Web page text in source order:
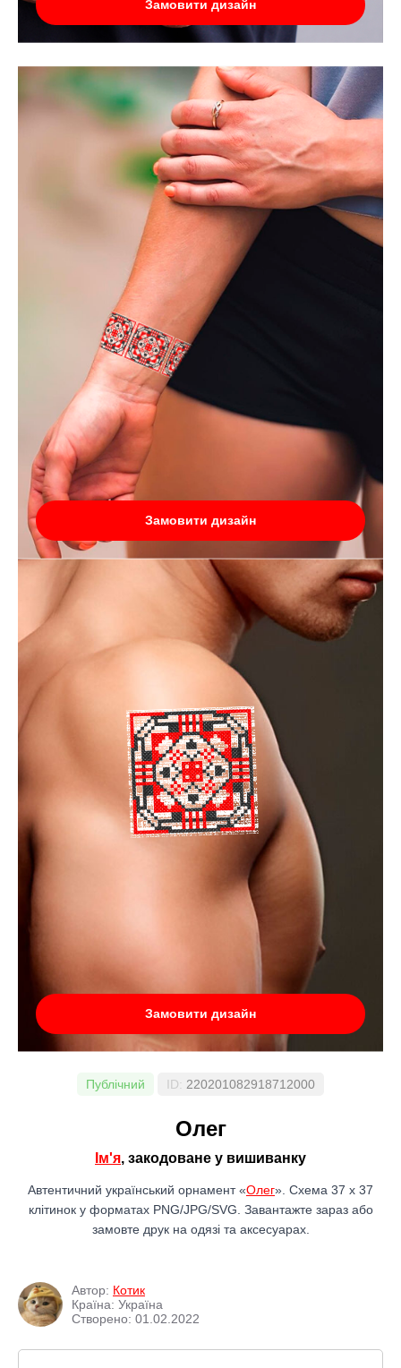
Замовити дизайн
Замовити дизайн
Замовити дизайн
Публічний ID: 220201082918712000
Олег
Ім'я, закодоване у вишиванку
Автентичний український орнамент «Олег». Схема 37 x 37
клітинок у форматах PNG/JPG/SVG. Завантажте зараз або
замовте друк на одязі та аксесуарах.
Автор: Котик
Країна: Україна
Створено: 01.02.2022